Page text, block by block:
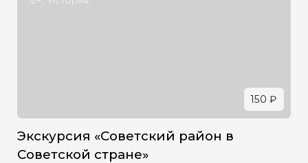
150 ₽
Экскурсия «Советский район в
Советской стране»